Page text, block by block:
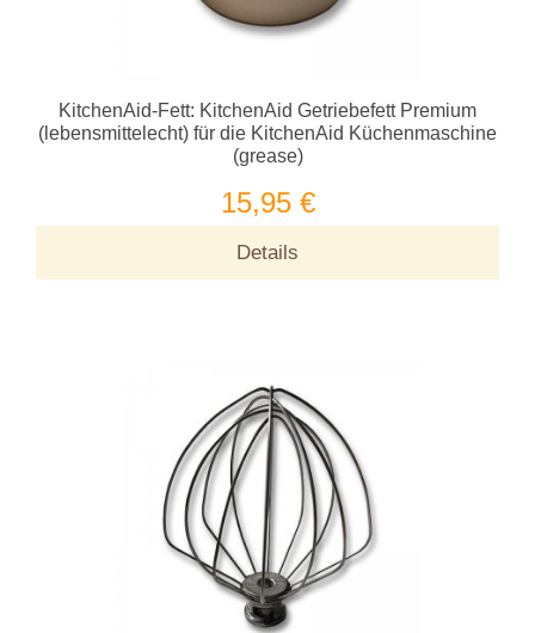
KitchenAid-Fett: KitchenAid Getriebefett Premium
(lebensmittelecht) für die KitchenAid Küchenmaschine
(grease)
15,95 €
Details